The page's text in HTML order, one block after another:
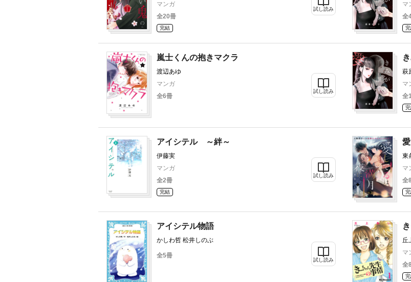
マンガ
全20冊
完結
試し読み
マ
全
嵐士くんの抱きマクラ
渡辺あゆ
マンガ
全6冊
試し読み
萩
マ
全
アイシテル ～絆～
伊藤実
マンガ
全2冊
完結
試し読み
東
マ
全
アイシテル物語
かしわ哲 松井しのぶ
全5冊
試し読み
丘
マ
全